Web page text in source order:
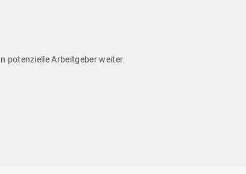
potenzielle Arbeitgeber weiter.